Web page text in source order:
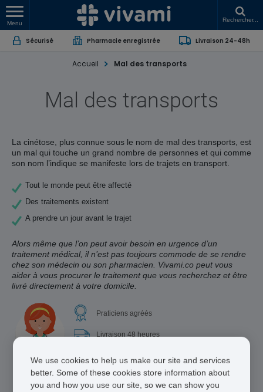
Menu
Rechercher...
Sécurisé Pharmacie enregistrée Livraison 24-48h
Accueil Mal des transports
Mal des transports
La cinétose, plus connue sous le nom de mal des transports, est
un mal qui touche un grand nombre de personnes et qui comme
son nom l’indique se manifeste lors de trajets en transport.
Tout le monde peut être affecté
Des traitements existent
A prendre un jour avant le trajet
Alors même que l’on peut avoir besoin en urgence d’un
traitement médical, il n’est pas toujours commode de se rendre
chez son médecin ou son pharmacien. Vivami.co peut vous
aider à vous procurer le traitement que vous recherchez et être
livré directement à votre domicile.
Praticiens agréés
Livraison 48 heures
Paiement sécurisé
We use cookies to help us make our site and services
better. Some of these cookies store information about
you and how you use our site, so we can show you